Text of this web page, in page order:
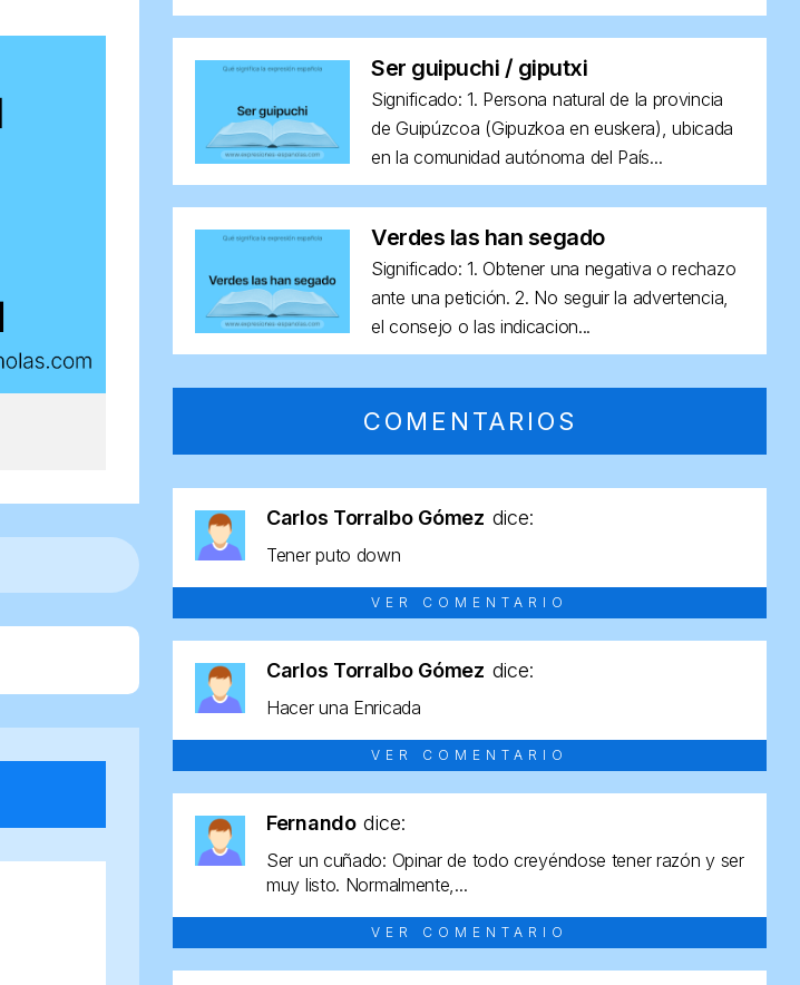
Ser guipuchi / giputxi
Significado: 1. Persona natural de la provincia
de Guipúzcoa (Gipuzkoa en euskera), ubicada
en la comunidad autónoma del País...
Verdes las han segado
Significado: 1. Obtener una negativa o rechazo
ante una petición. 2. No seguir la advertencia,
el consejo o las indicacion...
COMENTARIOS
Carlos Torralbo Gómez dice:
Tener puto down
VER COMENTARIO
Carlos Torralbo Gómez dice:
Hacer una Enricada
VER COMENTARIO
Fernando dice:
Ser un cuñado: Opinar de todo creyéndose tener razón y ser
muy listo. Normalmente,...
VER COMENTARIO